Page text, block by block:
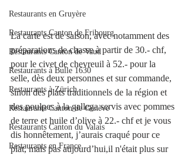
Restaurants en Gruyère
Restaurants Canton de Fribourg
Restaurants Canton de Vaud
Restaurants à Bulle 1630
Restaurants à Zürich
Restaurants Canton de Genève
Restaurants Canton du Valais
Restaurants en France
La carte est de saison, avec notamment des
préparations de chasse à partir de 30.- chf,
pour le civet de chevreuil à 52.- pour la
selle, dès deux personnes et sur commande,
sinon des plats traditionnels de la région et
des poulpes à la gallega servis avec pommes
de terre et huile d’olive à 22.- chf et je vous
dis honnêtement, j’aurais craqué pour ce
plat, mais pas aujourd’hui,il n'était plus sur